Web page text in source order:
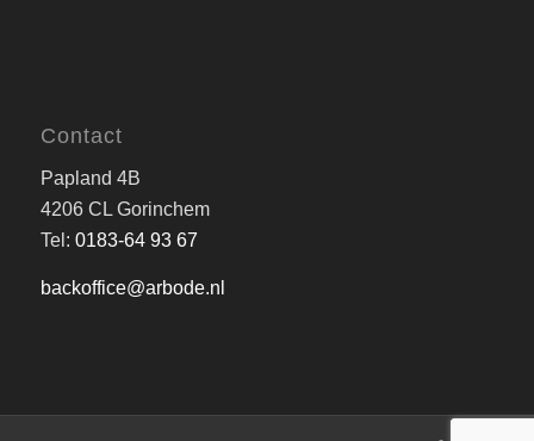
Contact
Papland 4B
4206 CL Gorinchem
Tel: 0183-64 93 67
backoffice@arbode.nl